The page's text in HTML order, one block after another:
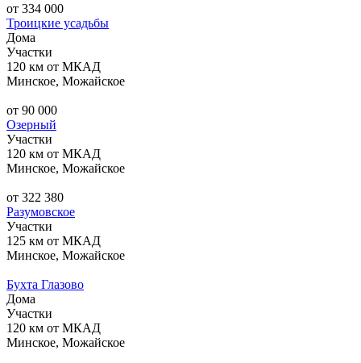
от 334 000
Троицкие усадьбы
Дома
Участки
120 км от МКАД
Минское, Можайское
от 90 000
Озерный
Участки
120 км от МКАД
Минское, Можайское
от 322 380
Разумовское
Участки
125 км от МКАД
Минское, Можайское
Бухта Глазово
Дома
Участки
120 км от МКАД
Минское, Можайское